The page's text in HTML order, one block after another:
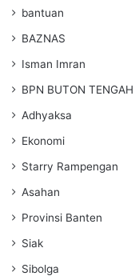
bantuan
BAZNAS
Isman Imran
BPN BUTON TENGAH
Adhyaksa
Ekonomi
Starry Rampengan
Asahan
Provinsi Banten
Siak
Sibolga